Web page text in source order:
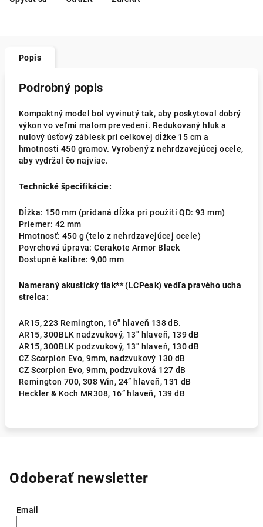
Popis
Podrobný popis
Kompaktný model bol vyvinutý tak, aby poskytoval dobrý
výkon vo veľmi malom prevedení. Redukovaný hluk a
nulový úsťový záblesk pri celkovej dĺžke 15 cm a
hmotnosti 450 gramov. Vyrobený z nehrdzavejúcej ocele,
aby vydržal čo najviac.
Technické špecifikácie:
Dĺžka: 150 mm (pridaná dĺžka pri použití QD: 93 mm)
Priemer: 42 mm
Hmotnosť: 450 g (telo z nehrdzavejúcej ocele)
Povrchová úprava: Cerakote Armor Black
Dostupné kalibre: 9,00 mm
Nameraný akustický tlak** (LCPeak) vedľa pravého ucha
strelca:
AR15, 223 Remington, 16″ hlaveň 138 dB.
AR15, 300BLK nadzvukový, 13″ hlaveň, 139 dB
AR15, 300BLK podzvukový, 13″ hlaveň, 130 dB
CZ Scorpion Evo, 9mm, nadzvukový 130 dB
CZ Scorpion Evo, 9mm, podzvuková 127 dB
Remington 700, 308 Win, 24” hlaveň, 131 dB
Heckler & Koch MR308, 16” hlaveň, 139 dB
Odoberať newsletter
Email